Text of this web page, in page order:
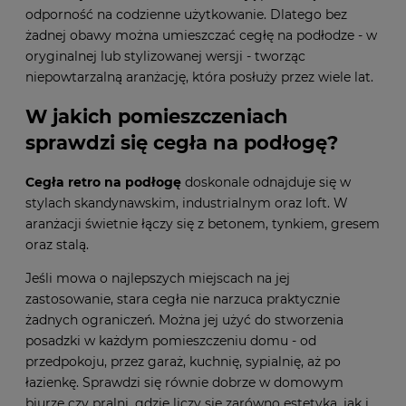
odporność na codzienne użytkowanie. Dlatego bez
żadnej obawy można umieszczać cegłę na podłodze - w
oryginalnej lub stylizowanej wersji - tworząc
niepowtarzalną aranżację, która posłuży przez wiele lat.
W jakich pomieszczeniach
sprawdzi się cegła na podłogę?
Cegła retro na podłogę doskonale odnajduje się w
stylach skandynawskim, industrialnym oraz loft. W
aranżacji świetnie łączy się z betonem, tynkiem, gresem
oraz stalą.
Jeśli mowa o najlepszych miejscach na jej
zastosowanie, stara cegła nie narzuca praktycznie
żadnych ograniczeń. Można jej użyć do stworzenia
posadzki w każdym pomieszczeniu domu - od
przedpokoju, przez garaż, kuchnię, sypialnię, aż po
łazienkę. Sprawdzi się równie dobrze w domowym